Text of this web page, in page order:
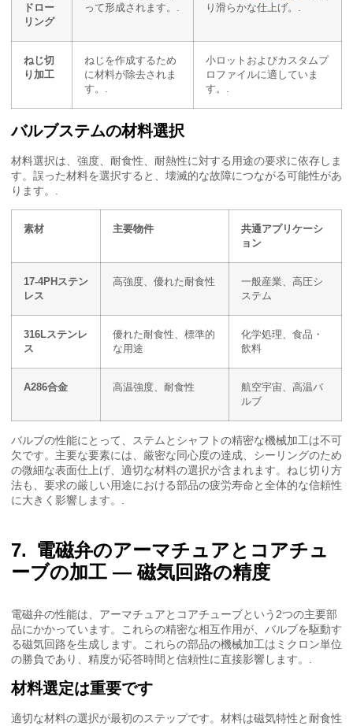
ドロー
リング
って形成されます。.
り滑らかな仕上げ。.
ねじ切
り加工
ねじを作成するため
に材料が除去されま
す。.
小ロットおよびカスタムプ
ロファイルに適していま
す。.
バルブステムの材料選択
材料選択は、強度、耐食性、耐熱性に対する用途の要求に依存しま
す。誤った材料を選択すると、壊滅的な故障につながる可能性があ
ります。.
素材 主要物件
共通アプリケーシ
ョン
17-4PHステン
レス
高強度、優れた耐食性
一般産業、高圧シ
ステム
316Lステンレ
ス
優れた耐食性、標準的
な用途
化学処理、食品・
飲料
A286合金 高温強度、耐食性
航空宇宙、高温バ
ルブ
バルブの性能にとって、ステムとシャフトの精密な機械加工は不可
欠です。主要な要素には、厳密な同心度の達成、シーリングのため
の微細な表面仕上げ、適切な材料の選択が含まれます。ねじ切り方
法も、要求の厳しい用途における部品の疲労寿命と全体的な信頼性
に大きく影響します。.
電磁弁のアーマチュアとコアチュ
ーブの加工 — 磁気回路の精度
電磁弁の性能は、アーマチュアとコアチューブという2つの主要部
品にかかっています。これらの精密な相互作用が、バルブを駆動す
る磁気回路を生成します。これらの部品の機械加工はミクロン単位
の勝負であり、精度が応答時間と信頼性に直接影響します。.
材料選定は重要です
適切な材料の選択が最初のステップです。材料は磁気特性と耐食性